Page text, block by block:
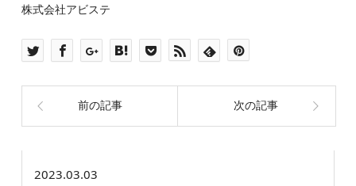
株式会社アビステ
前の記事 次の記事
2023.03.03